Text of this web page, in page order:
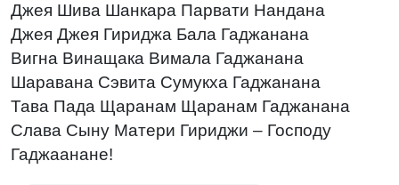
Джея Шива Шанкара Парвати Нандана
Джея Джея Гириджа Бала Гаджанана
Вигна Винащака Вимала Гаджанана
Шаравана Сэвита Сумукха Гаджанана
Тава Пада Щаранам Щаранам Гаджанана
Слава Сыну Матери Гириджи – Господу
Гаджаанане!